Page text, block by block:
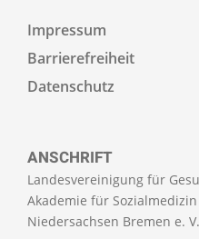
ANSCHRIFT
Landesvereinigung für
Akademie für Sozialmedizin
Niedersachsen Bremen e. V.
Impressum
Barrierefreiheit
Datenschutz